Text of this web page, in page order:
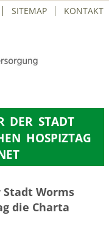
SITEMAP KONTAKT
DER STADT
HOSPIZTAG
Worms
die Charta